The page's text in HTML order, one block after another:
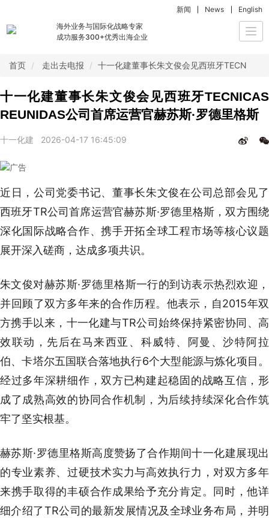
海外业务与国际化战略专家
成功服务300+优秀出海企业
新闻 News English
首页 走出去电报 十一化建董事长朱文俊会见西班牙
十一化建董事长朱文俊会见西班牙TECNICAS
REUNIDAS公司首席运营官赫苏斯·罗德里格斯
十一化建 2026-04-17 16:45:09
近日，公司党委书记、董事长朱文俊在公司总部会见了
西班牙TR公司首席运营官赫苏斯·罗德里格斯，双方围绕
深化国际战略合作、携手开拓全球工程市场等核心议题
展开深入磋商，达成多项共识。
朱文俊对赫苏斯·罗德里格斯一行的到访表示热烈欢迎，
并回顾了双方多年来的合作历程。他表示，自2015年双
方携手以来，十一化建与TR公司始终保持紧密协同、高
效联动，先后在马来西亚、科威特、阿曼、沙特阿拉
伯、卡塔尔五国联合落地执行6个大型能源与炼化项目。
经过多年深耕细作，双方已构建起稳固的战略互信，形
成了成熟高效的协同合作机制，为后续持续深化合作筑
牢了坚实根基。
赫苏斯·罗德里格斯高度赞扬了合作期间十一化建展现出
的专业素养、过硬技术实力与高效执行力，对双方多年
来携手取得的丰硕合作成果给予充分肯定。同时，他详
细介绍了TR公司的最新发展情况及全球业务布局，并明